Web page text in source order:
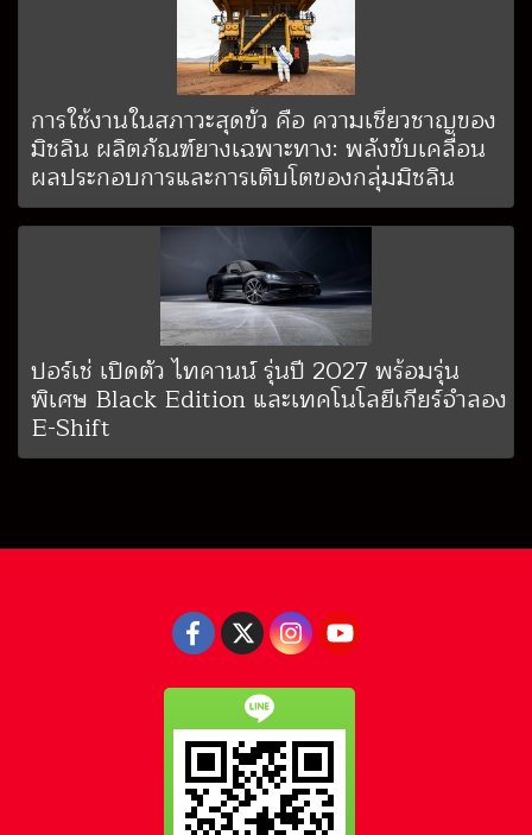
การใช้งานในสภาวะสุดขั้ว คือ ความเชี่ยวชาญของ
มิชลิน ผลิตภัณฑ์ยางเฉพาะทาง: พลังขับเคลื่อน
ผลประกอบการและการเติบโตของกลุ่มมิชลิน
ปอร์เช่ เปิดตัว ไทคานน์ รุ่นปี 2027 พร้อมรุ่น
พิเศษ Black Edition และเทคโนโลยีเกียร์จำลอง
E-Shift